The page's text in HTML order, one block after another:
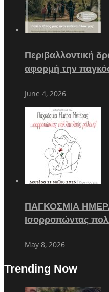
Περιβαλλοντική
αφορμή την
June 4, 2026
ΠΑΓΚΟΣΜΙΑ
Ισορροπώντας
May 8, 2026
Trending Now